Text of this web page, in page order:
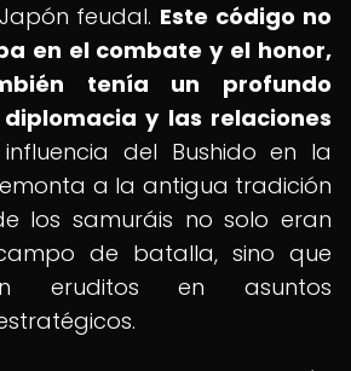
feudal. Este código no
en el combate y el honor,
tenía un profundo
y las relaciones
del Bushido en la
a la antigua tradición
los samuráis no solo eran
de batalla, sino que
eruditos en asuntos